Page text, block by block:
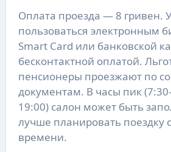
Оплата проезда — 8 гривен.
пользоваться электронным
Smart Card или банковской
бесконтактной оплатой.
пенсионеры проезжают по
документам. В часы пик
19:00) салон может быть
лучше планировать поездку
времени.